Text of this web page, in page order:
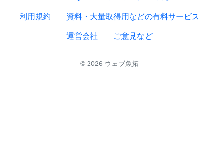
利用規約 資料・大量取得用などの有料サービス
運営会社 ご意見など
© 2026 ウェブ魚拓